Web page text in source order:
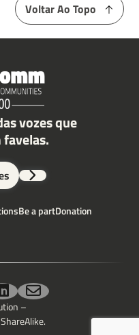
Voltar Ao Topo
vozes que
Be a partDonation
–